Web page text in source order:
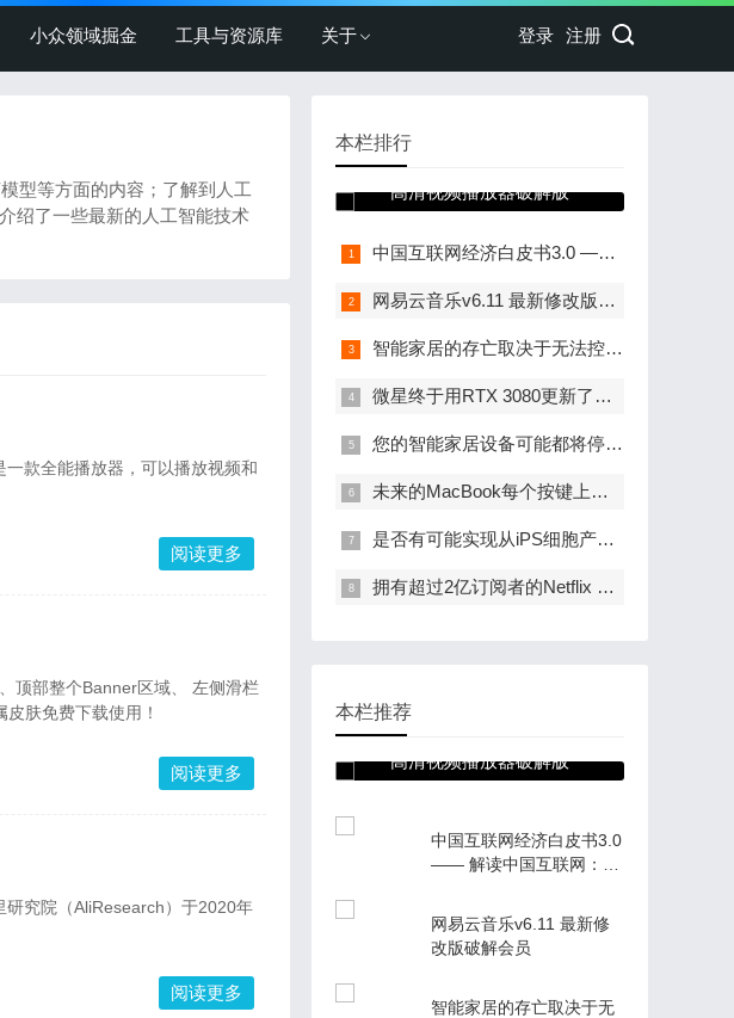
小众领域掘金 工具与资源库 关于 注册
登录
型等方面的内容；了解到人工
绍了一些最新的人工智能技术
款全能播放器，可以播放视频和
阅读更多
顶部整个Banner区域、 左侧滑栏
所有会员专属皮肤免费下载使用！
阅读更多
究院（AliResearch）于2020年
阅读更多
本栏排行
BSPlayer 3.11.232 安卓
高清视频播放器破解版
中国互联网经济白皮书3.0 —— 解读中国互联网：局部领先、快进的数字化发展
网易云音乐v6.11 最新修改版破解会员
智能家居的存亡取决于无法控制的因素 - 网络
微星终于用RTX 3080更新了其游戏PC系列
您的智能家居设备可能都将停止工作？
未来的MacBook每个按键上可能都没有显示
是否有可能实现从iPS细胞产生卵子和精子的“终极生育治疗”？生殖细胞研究的前沿问研究者
拥有超过2亿订阅者的Netflix CEO，“家庭动画超越迪士尼”
本栏推荐
BSPlayer 3.11.232 安卓
高清视频播放器破解版
中国互联网经济白皮书3.0
—— 解读中国互联网：局
网易云音乐v6.11 最新修
改版破解会员
智能家居的存亡取决于无